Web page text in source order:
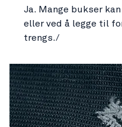
Ja. Mange bukser
eller ved å legge til
trengs./